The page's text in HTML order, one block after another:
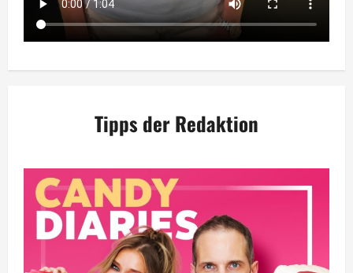
Tipps der Redaktion